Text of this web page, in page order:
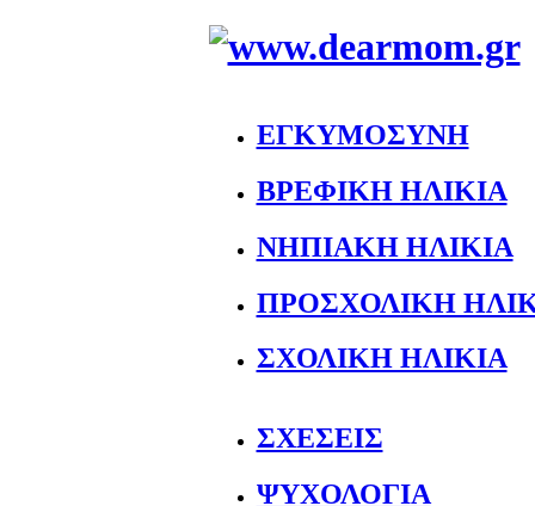
ΕΓΚΥΜΟΣΥΝΗ
ΒΡΕΦΙΚΗ ΗΛΙΚΙΑ
ΝΗΠΙΑΚΗ ΗΛΙΚΙΑ
ΠΡΟΣΧΟΛΙΚΗ
ΣΧΟΛΙΚΗ ΗΛΙΚΙΑ
ΣΧΕΣΕΙΣ
ΨΥΧΟΛΟΓΙΑ